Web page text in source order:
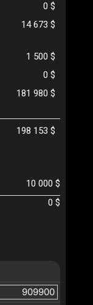
0 $
14 673 $
1 500 $
0 $
181 980 $
198 153 $
10 000 $
0 $